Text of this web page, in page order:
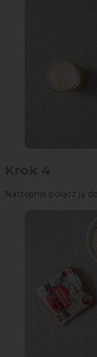
Następnie połącz ją